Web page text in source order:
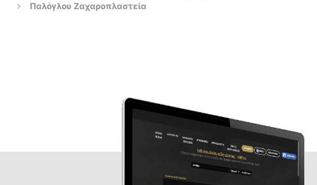
Παλόγλου Ζαχαροπλαστεία